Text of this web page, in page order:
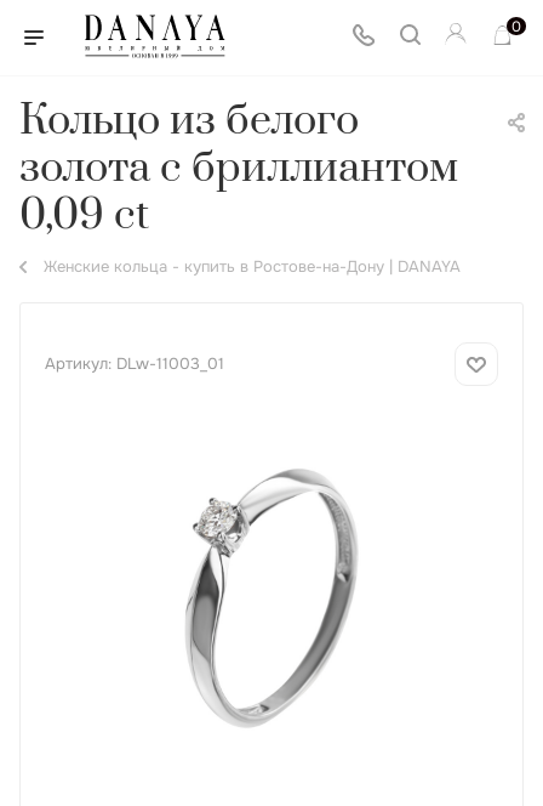
0
Кольцо из белого
золота с бриллиантом
0,09 ct
Женские кольца - купить в Ростове-на-Дону | DANAYA
Артикул: DLw-11003_01